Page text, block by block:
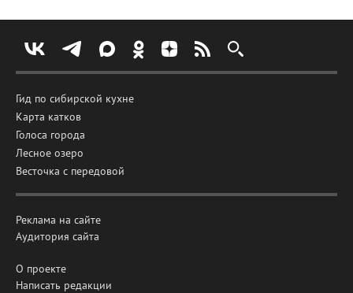
Гид по сибирской кухне
Карта катков
Голоса города
Лесное озеро
Весточка с передовой
Реклама на сайте
Аудитория сайта
О проекте
Написать редакции